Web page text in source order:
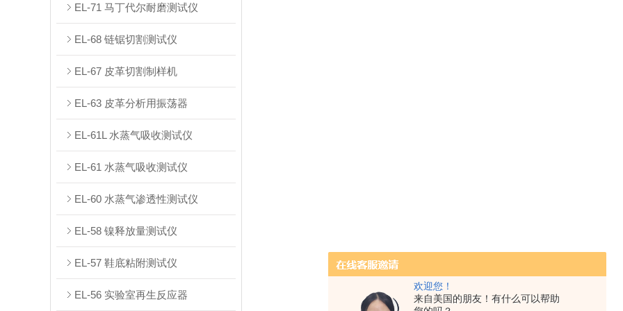
欢迎您！
来自美国的朋友！有什么可以帮助
EL-71 马丁代尔耐磨测试仪
EL-68 链锯切割测试仪
EL-67 皮革切割制样机
EL-63 皮革分析用振荡器
EL-61L 水蒸气吸收测试仪
EL-61 水蒸气吸收测试仪
EL-60 水蒸气渗透性测试仪
EL-58 镍释放量测试仪
EL-57 鞋底粘附测试仪
EL-56 实验室再生反应器